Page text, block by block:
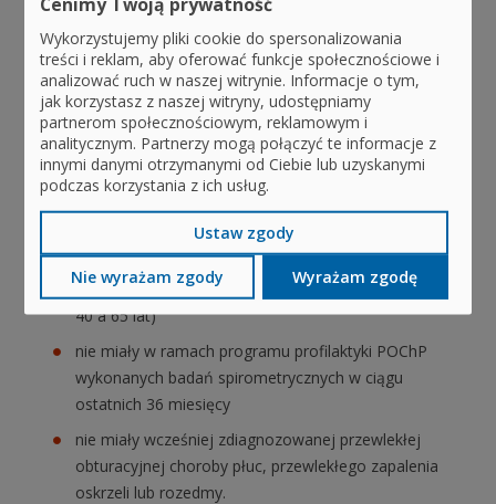
które rzucają palenie.
Program profilaktyki chorób
odtytoniowych
Przeczytaj o programie profilaktyki chorób
odtytoniowych.
Jest on skierowany do osób, które:
mają więcej niż 18 lat i palą papierosy lub inne wyroby
tytoniowe, a zwłaszcza są w średnim wieku (między
40 a 65 lat)
nie miały w ramach programu profilaktyki POChP
wykonanych badań spirometrycznych w ciągu
ostatnich 36 miesięcy
nie miały wcześniej zdiagnozowanej przewlekłej
obturacyjnej choroby płuc, przewlekłego zapalenia
oskrzeli lub rozedmy.
Wykorzystujemy pliki cookie do spersonalizowania
treści i reklam, aby oferować funkcje społecznościowe i
analizować ruch w naszej witrynie. Informacje o tym,
jak korzystasz z naszej witryny, udostępniamy
partnerom społecznościowym, reklamowym i
analitycznym. Partnerzy mogą połączyć te informacje z
innymi danymi otrzymanymi od Ciebie lub uzyskanymi
podczas korzystania z ich usług.
Ustaw zgody
Nie wyrażam zgody Wyrażam zgodę